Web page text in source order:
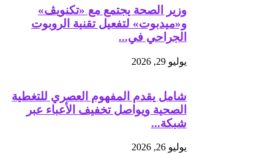
وزير الصحة يجتمع مع «تكنويڤ»
و«ميدبوت» لتفعيل تقنية الروبوت
الجراحي في...
يوليو 29, 2026
شامل يقدم المفهوم العصري للتغطية
الصحية ويواصل تخفيف الأعباء عبر
شبكة...
يوليو 26, 2026